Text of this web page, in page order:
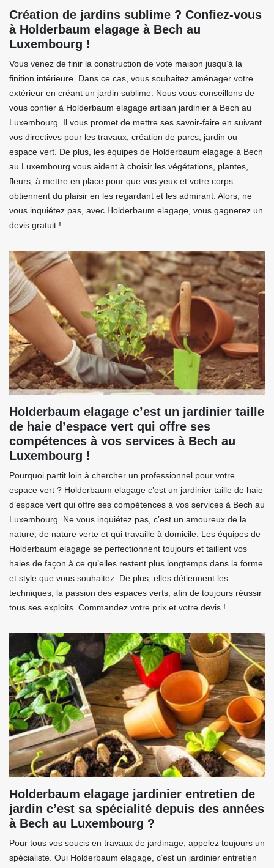
Création de jardins sublime ? Confiez-vous
à Holderbaum elagage à Bech au
Luxembourg !
Vous venez de finir la construction de vote maison jusqu’à la
finition intérieure. Dans ce cas, vous souhaitez aménager votre
extérieur en créant un jardin sublime. Nous vous conseillons de
vous confier à Holderbaum elagage artisan jardinier à Bech au
Luxembourg. Il vous promet de mettre ses savoir-faire en suivant
vos directives pour les travaux, création de parcs, jardin ou
espace vert. De plus, les équipes de Holderbaum elagage à Bech
au Luxembourg vous aident à choisir les végétations, plantes,
fleurs, à mettre en place pour que vos yeux et votre corps
obtiennent du plaisir en les regardant et les admirant. Alors, ne
vous inquiétez pas, avec Holderbaum elagage, vous gagnerez un
devis gratuit !
Holderbaum elagage c’est un jardinier taille
de haie d’espace vert qui offre ses
compétences à vos services à Bech au
Luxembourg !
Pourquoi partit loin à chercher un professionnel pour votre
espace vert ? Holderbaum elagage c’est un jardinier taille de haie
d’espace vert qui offre ses compétences à vos services à Bech au
Luxembourg. Ne vous inquiétez pas, c’est un amoureux de la
nature, de nature verte et qui travaille à domicile. Les équipes de
Holderbaum elagage se perfectionnent toujours et taillent vos
haies de façon à ce qu’elles restent plus longtemps dans la forme
et style que vous souhaitez. De plus, elles détiennent les
techniques, la passion des espaces verts, afin de toujours réussir
tous ses exploits. Commandez votre prix et votre devis !
Holderbaum elagage jardinier entretien de
jardin c’est sa spécialité depuis des années
à Bech au Luxembourg ?
Pour tous vos soucis en travaux de jardinage, appelez toujours un
spécialiste. Oui Holderbaum elagage, c’est un jardinier entretien